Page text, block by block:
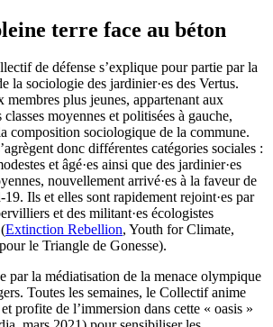
terre face au béton
de défense s’explique pour partie par la
la sociologie des jardinier·es des Vertus.
membres plus jeunes, appartenant aux
moyennes et politisées à gauche,
composition sociologique de la commune.
donc différentes catégories sociales :
et âgé·es ainsi que des jardinier·es
nouvellement arrivé·es à la faveur de
Ils et elles sont rapidement rejoint·es par
et des militant·es écologistes
Extinction Rebellion, Youth for Climate,
le Triangle de Gonesse).
par la médiatisation de la menace olympique
Toutes les semaines, le Collectif anime
profite de l’immersion dans cette « oasis »